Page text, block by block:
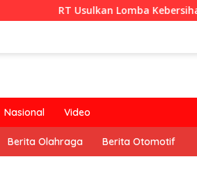
Lomba Kebersihan Berhadiah
Nasional Video
Berita Olahraga Berita Otomotif